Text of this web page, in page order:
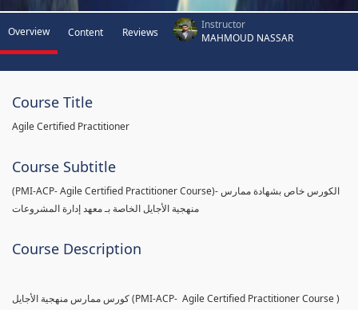
Overview Content Reviews
Instructor
MAHMOUD NASSAR
Course Title
Agile Certified Practitioner
Course Subtitle
(PMI-ACP- Agile Certified Practitioner Course)- الكورس خاص بشهادة ممارس
منهجية الأجايل الخاصة بـ معهد إدارة المشروعات
Course Description
كورس ممارس منهجية الأجايل (PMI-ACP- Agile Certified Practitioner Course )